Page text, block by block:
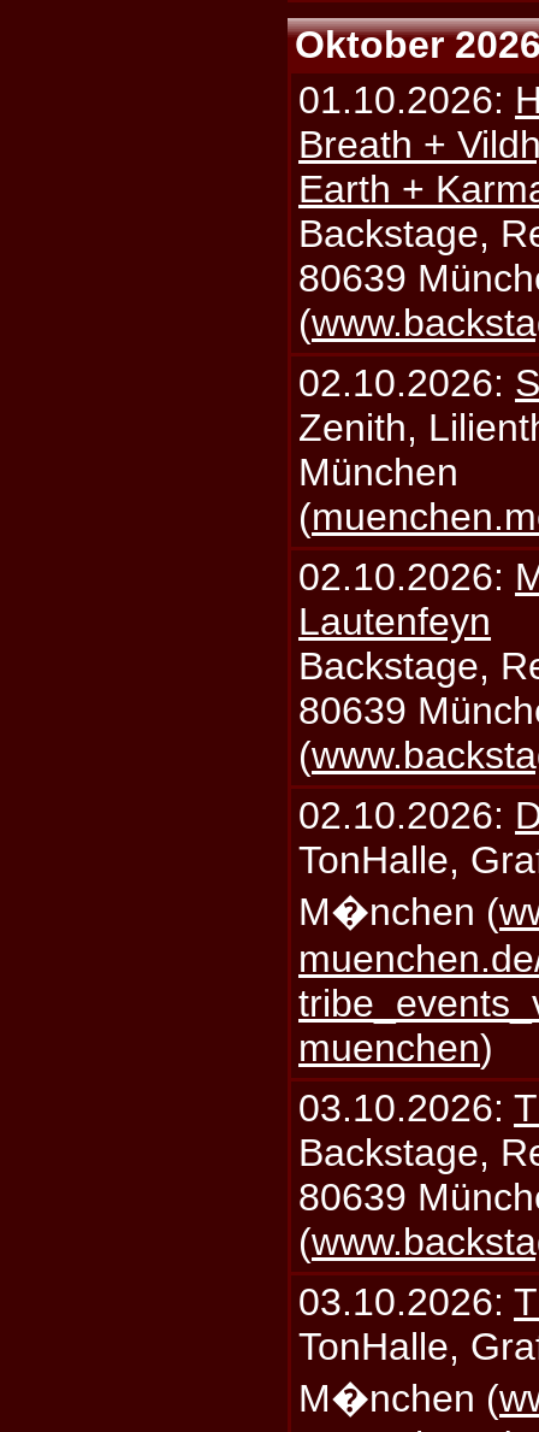
Oktober
01.10.2026:
Breath +
Earth +
Backstage,
80639
(
02.10.2026:
Zenith,
München
(
02.10.2026:
Lautenfeyn
Backstage,
80639
(
02.10.2026:
TonHalle,
M�nchen (
muenchen)
03.10.2026:
Backstage,
80639
(
03.10.2026:
TonHalle,
M�nchen (